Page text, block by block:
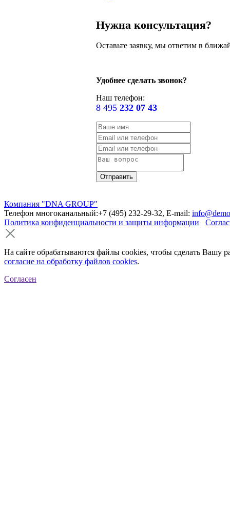
Нужна консультация?
Оставьте заявку, мы ответим в
Удобнее сделать звонок?
Наш телефон:
8 495 232 07 43
Компания "DNA GROUP"
Телефон многоканальный:+7 (495) 232-29-32, E-mail:
Политика конфиденциальности и защиты информации
На сайте обрабатываются файлы cookies, чтобы сделать Вашу
согласие на обработку файлов cookies.
Согласен